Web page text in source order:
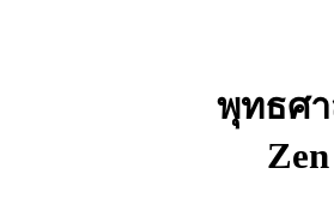
พุทธศ